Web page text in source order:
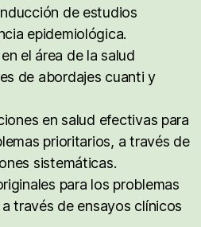
de estudios
epidemiológica.
el área de la salud
de abordajes cuanti y
en salud efectivas para
prioritarios, a través de
sistemáticas.
para los problemas
través de ensayos clínicos